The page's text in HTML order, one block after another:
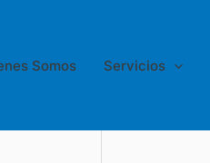
Somos Servicios